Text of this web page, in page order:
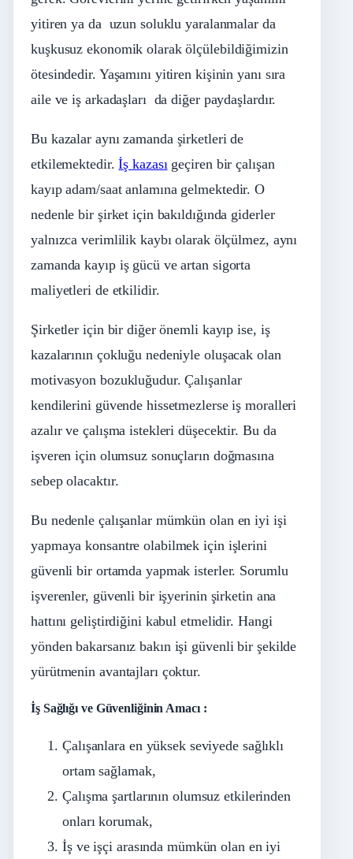
yitiren ya da uzun soluklu yaralanmalar da
kuşkusuz ekonomik olarak ölçülebildiğimizin
ötesindedir. Yaşamını yitiren kişinin yanı sıra
aile ve iş arkadaşları da diğer paydaşlardır.
Bu kazalar aynı zamanda şirketleri de
etkilemektedir.İş kazasıgeçiren bir çalışan
kayıp adam/saat anlamına gelmektedir. O
nedenle bir şirket için bakıldığında giderler
yalnızca verimlilik kaybı olarak ölçülmez, aynı
zamanda kayıp iş gücü ve artan sigorta
maliyetleri de etkilidir.
Şirketler için bir diğer önemli kayıp ise, iş
kazalarının çokluğu nedeniyle oluşacak olan
motivasyon bozukluğudur. Çalışanlar
kendilerini güvende hissetmezlerse iş moralleri
azalır ve çalışma istekleri düşecektir. Bu da
işveren için olumsuz sonuçların doğmasına
sebep olacaktır.
Bu nedenle çalışanlar mümkün olan en iyi işi
yapmaya konsantre olabilmek için işlerini
güvenli bir ortamda yapmak isterler. Sorumlu
işverenler, güvenli bir işyerinin şirketin ana
hattını geliştirdiğini kabul etmelidir. Hangi
yönden bakarsanız bakın işi güvenli bir şekilde
yürütmenin avantajları çoktur.
İş Sağlığı ve Güvenliğinin Amacı :
Çalışanlara en yüksek seviyede sağlıklı
ortam sağlamak,
Çalışma şartlarının olumsuz etkilerinden
onları korumak,
İş ve işçi arasında mümkün olan en iyi